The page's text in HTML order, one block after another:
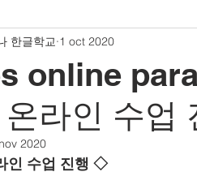
online
라인 수업
한글학교 1 oct 2020
2020
인 수업 진행 ◇